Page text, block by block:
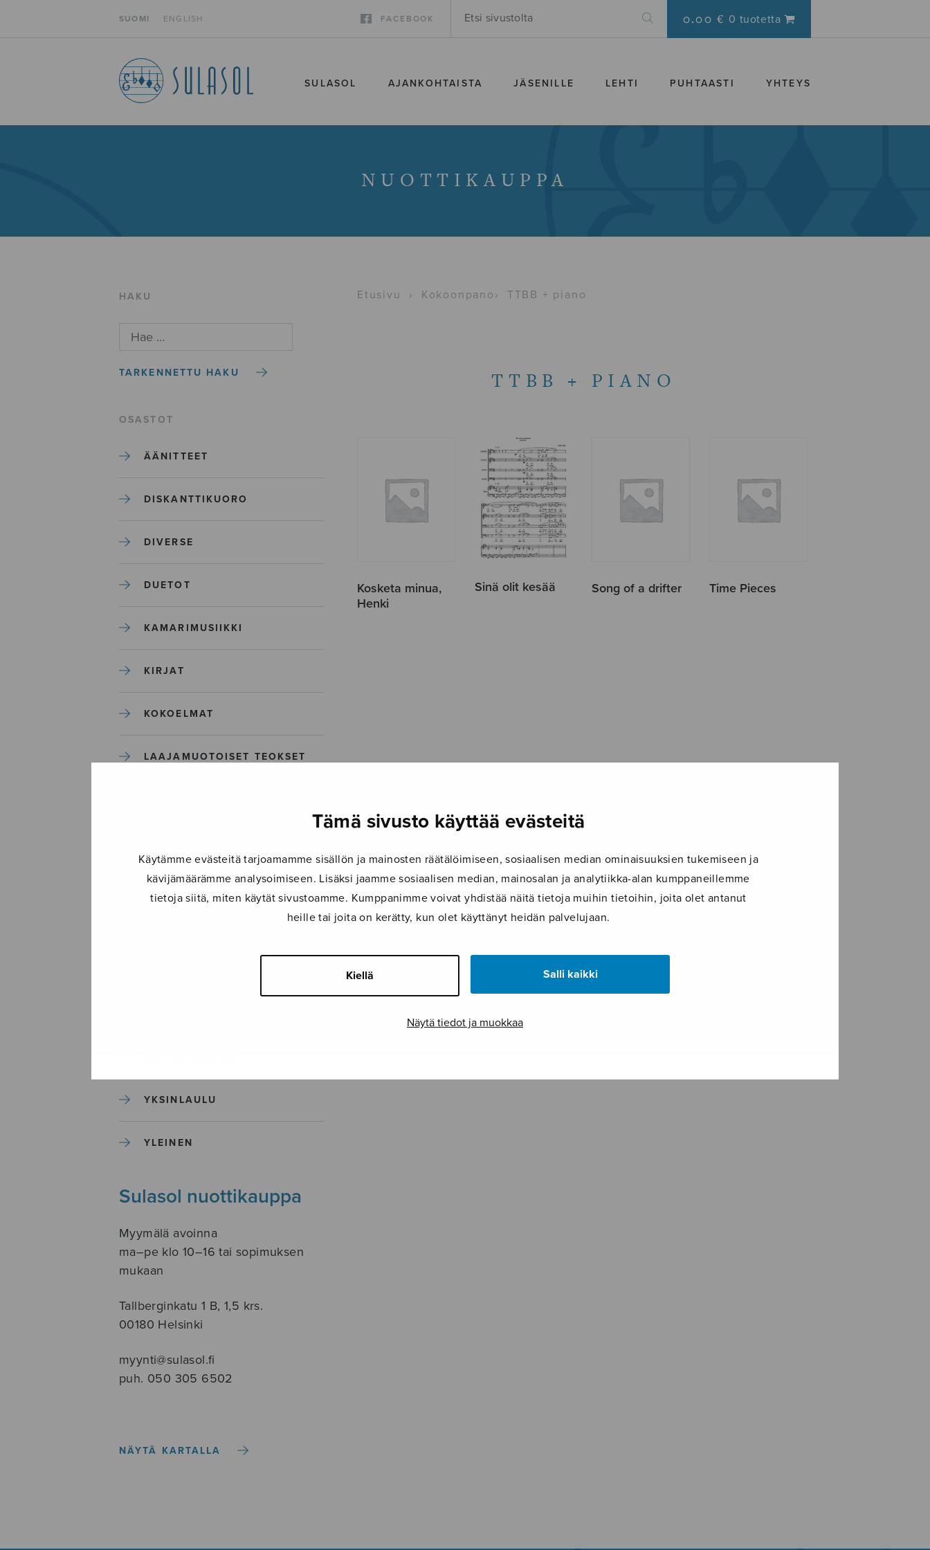
Tämä sivusto käyttää evästeitä
Käytämme evästeitä tarjoamamme sisällön ja mainosten räätälöimiseen, sosiaalisen median ominaisuuksien tukemiseen ja
kävijämäärämme analysoimiseen. Lisäksi jaamme sosiaalisen median, mainosalan ja analytiikka-alan kumppaneillemme
tietoja siitä, miten käytät sivustoamme. Kumppanimme voivat yhdistää näitä tietoja muihin tietoihin, joita olet antanut
heille tai joita on kerätty, kun olet käyttänyt heidän palvelujaan.
Kiellä Salli kaikki
Näytä tiedot ja muokkaa
SUOMI ENGLISH FACEBOOK 0.00 € 0 tuotetta
SULASOL AJANKOHTAISTA JÄSENILLE LEHTI PUHTAASTI YHTEYS
NUOTTIKAUPPA
HAKU
TARKENNETTU HAKU
OSASTOT
ÄÄNITTEET
DISKANTTIKUORO
DIVERSE
DUETOT
KAMARIMUSIIKKI
KIRJAT
KOKOELMAT
LAAJAMUOTOISET TEOKSET
MUUT
YKSINLAULU
YLEINEN
Sulasol nuottikauppa
Myymälä avoinna
ma–pe klo 10–16 tai sopimuksen
mukaan
Tallberginkatu 1 B, 1,5 krs.
00180 Helsinki
myynti@sulasol.fi
puh. 050 305 6502
NÄYTÄ KARTALLA
Etusivu › Kokoonpano › TTBB + piano
TTBB + PIANO
Kosketa minua,
Henki
Sinä olit kesää Song of a drifter Time Pieces